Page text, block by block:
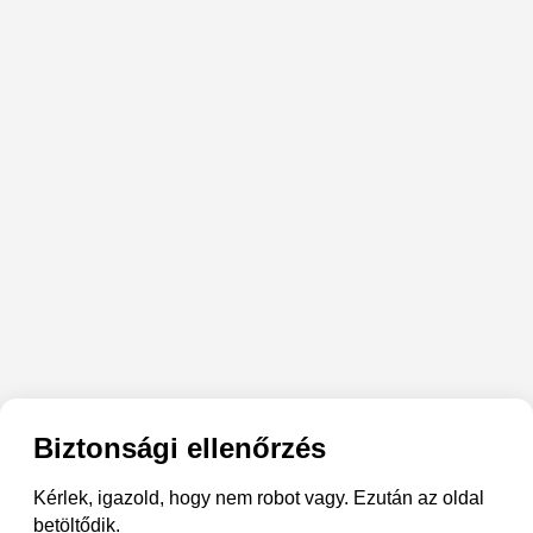
Biztonsági ellenőrzés
Kérlek, igazold, hogy nem robot vagy. Ezután az oldal
betöltődik.